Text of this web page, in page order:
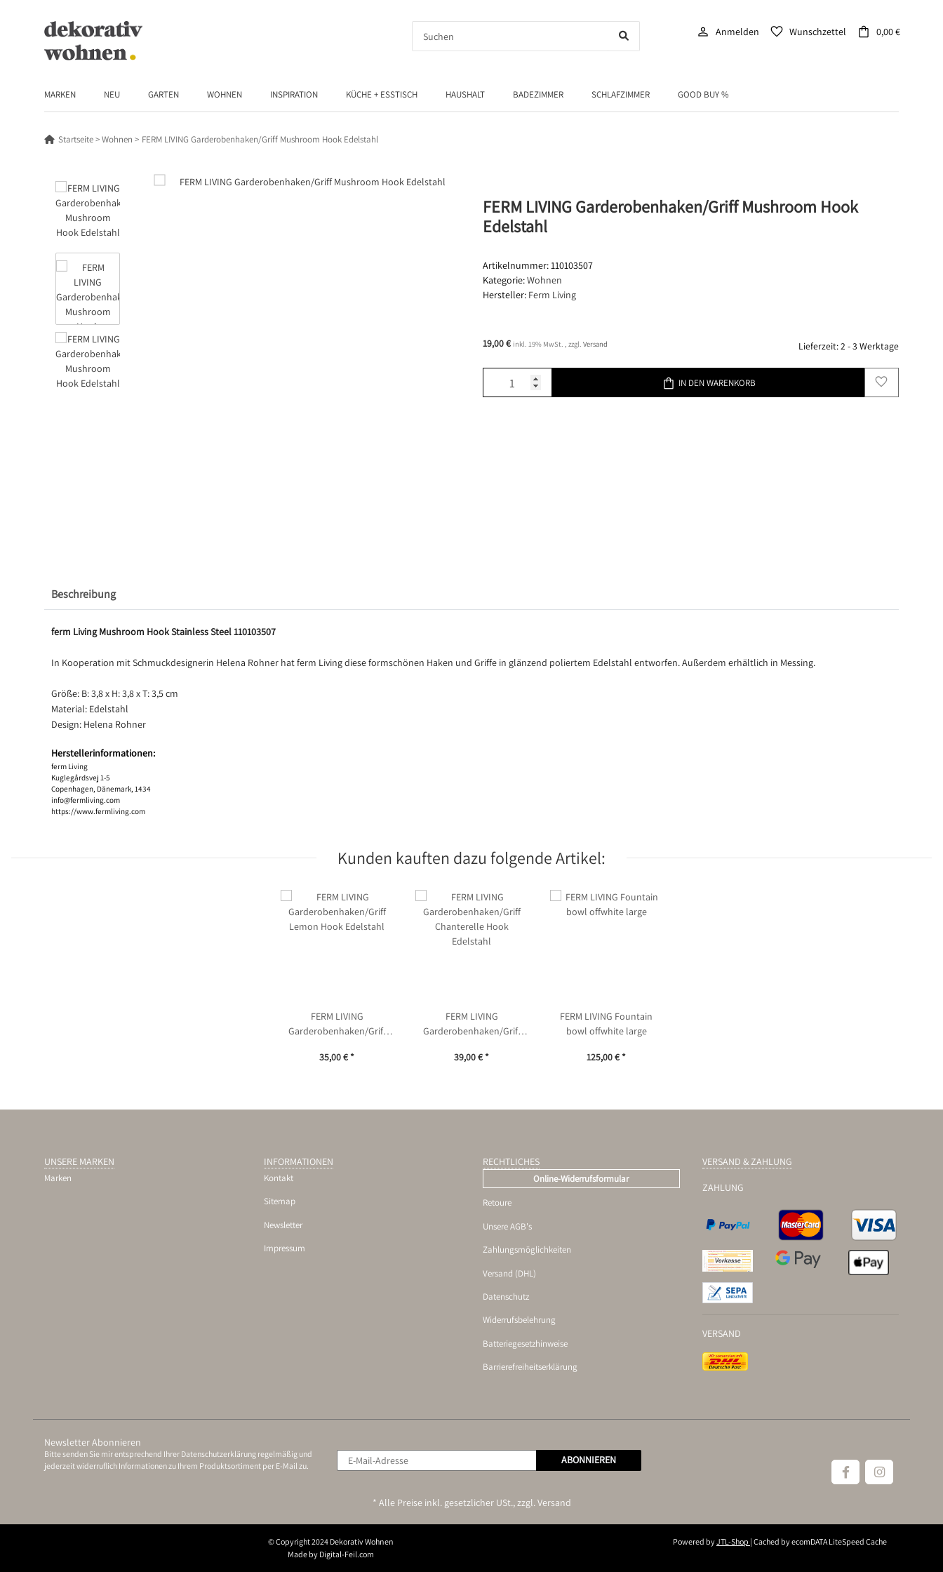
person Anmelden favorite Wunschzettel shopping_bag 0,00 €
MARKEN NEU GARTEN WOHNEN INSPIRATION KÜCHE + ESSTISCH HAUSHALT BADEZIMMER SCHLAFZIMMER GOOD BUY %
Startseite Wohnen FERM LIVING Garderobenhaken/Griff Mushroom Hook Edelstahl
FERM LIVING Garderobenhaken/Griff Mushroom Hook
Edelstahl
Artikelnummer:110103507
Kategorie:Wohnen
Hersteller: Ferm Living
19,00 € inkl. 19% MwSt. , zzgl. Versand Lieferzeit:2 - 3 Werktage
shopping_bag IN DEN WARENKORB favorite
Beschreibung
ferm Living Mushroom Hook Stainless Steel 110103507
In Kooperation mit Schmuckdesignerin Helena Rohner hat ferm Living diese formschönen Haken und Griffe in glänzend poliertem Edelstahl entworfen. Außerdem erhältlich in Messing.
Größe: B: 3,8 x H: 3,8 x T: 3,5 cm
Material: Edelstahl
Design: Helena Rohner
Herstellerinformationen:
ferm Living
Kuglegårdsvej 1-5
Copenhagen, Dänemark, 1434
info@fermliving.com
https://www.fermliving.com
Kunden kauften dazu folgende Artikel:
FERM LIVING
Garderobenhaken/Griff
35,00 € *
FERM LIVING
Garderobenhaken/Griff
Edelstahl
39,00 € *
FERM LIVING Fountain
bowl offwhite large
125,00 € *
UNSERE MARKEN
Marken
INFORMATIONEN
Kontakt
Sitemap
Newsletter
Impressum
RECHTLICHES
Online-Widerrufsformular
Retoure
Unsere AGB's
Zahlungsmöglichkeiten
Versand (DHL)
Datenschutz
Widerrufsbelehrung
Batteriegesetzhinweise
Barrierefreiheitserklärung
VERSAND & ZAHLUNG
ZAHLUNG
VERSAND
Newsletter Abonnieren
Bitte senden Sie mir entsprechend Ihrer Datenschutzerklärung regelmäßig und
jederzeit widerruflich Informationen zu Ihrem Produktsortiment per E-Mail zu.
ABONNIEREN
* Alle Preise inkl. gesetzlicher USt., zzgl.Versand
© Copyright 2024 Dekorativ Wohnen
Made by Digital-Feil.com
Powered byJTL-Shop | Cached byecomDATA LiteSpeed Cache